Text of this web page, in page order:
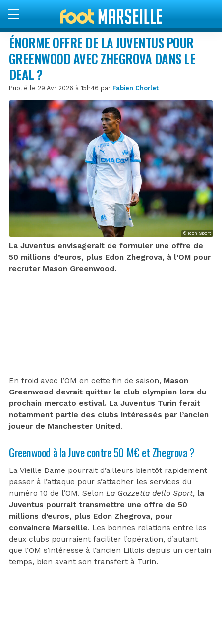
ÉNORME OFFRE DE LA JUVENTUS POUR
GREENWOOD AVEC ZHEGROVA DANS LE
DEAL ?
Publié le 29 Avr 2026 à 15h46 par Fabien Chorlet
© Icon Sport
La Juventus envisagerait de formuler une offre de
50 millions d’euros, plus Edon Zhegrova, à l’OM pour
recruter Mason Greenwood.
En froid avec l’OM en cette fin de saison, Mason
Greenwood devrait quitter le club olympien lors du
prochain mercato estival. La Juventus Turin ferait
notamment partie des clubs intéressés par l’ancien
joueur de Manchester United.
Greenwood à la Juve contre 50 M€ et Zhegrova ?
La Vieille Dame pourrait d’ailleurs bientôt rapidement
passer à l’attaque pour s’attacher les services du
numéro 10 de l’OM. Selon La Gazzetta dello Sport, la
Juventus pourrait transmettre une offre de 50
millions d’euros, plus Edon Zhegrova, pour
convaincre Marseille. Les bonnes relations entre les
deux clubs pourraient faciliter l’opération, d’autant
que l’OM s’intéresse à l’ancien Lillois depuis un certain
temps, bien avant son transfert à Turin.